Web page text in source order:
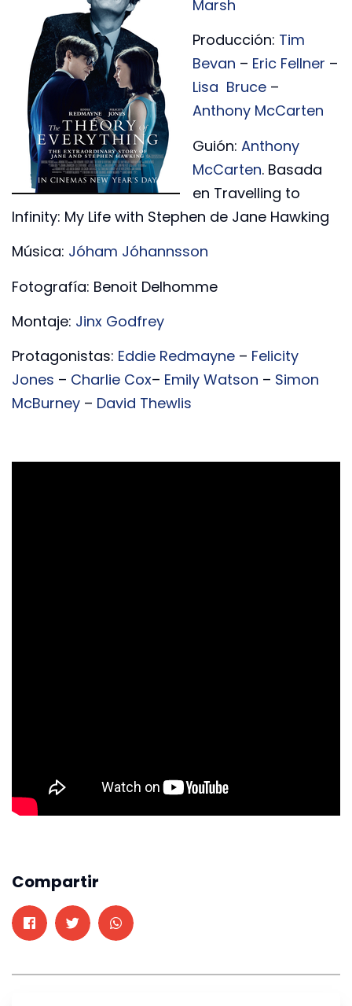
Marsh
Producción: Tim
Bevan – Eric Fellner –
Lisa Bruce –
Anthony McCarten
Guión: Anthony
McCarten. Basada
en Travelling to
Infinity: My Life with Stephen de Jane Hawking
Música: Jóham Jóhannsson
Fotografía: Benoit Delhomme
Montaje: Jinx Godfrey
Protagonistas: Eddie Redmayne – Felicity
Jones – Charlie Cox– Emily Watson – Simon
McBurney – David Thewlis
Compartir